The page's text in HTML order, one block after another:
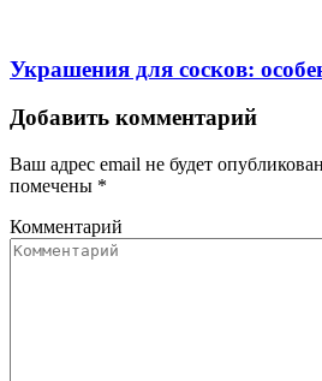
Украшения для сосков:
Добавить комментарий
Ваш адрес email не будет
помечены *
Комментарий